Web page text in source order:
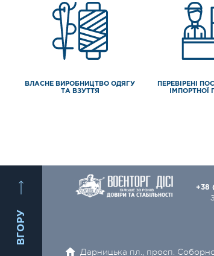
ВЛАСНЕ ВИРОБНИЦТВО ОДЯГУ
ТА ВЗУТТЯ
ПЕРЕВІРЕНІ
ІМПОРТНОЇ
ВГОРУ
+38
Дарницька пл., просп.